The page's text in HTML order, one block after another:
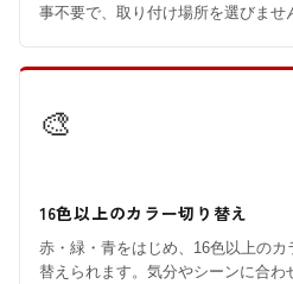
事不要で、取り付け場所を選びませ
🎨
16色以上のカラー切り替え
赤・緑・青をはじめ、16色以上のカ
替えられます。気分やシーンに合